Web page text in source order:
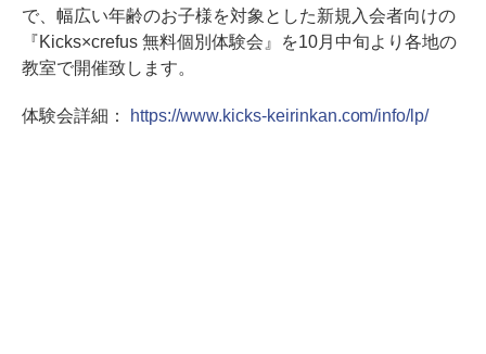
で、幅広い年齢のお子様を対象とした新規入会者向けの
『Kicks×crefus 無料個別体験会』を10月中旬より各地の
教室で開催致します。
体験会詳細： https://www.kicks-keirinkan.com/info/lp/